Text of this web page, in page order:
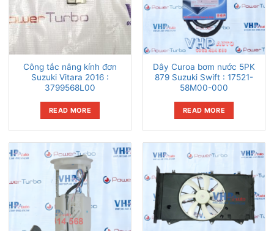
Công tắc nâng kính đơn
Suzuki Vitara 2016 :
3799568L00
READ MORE
Dây Curoa bơm nước 5PK
879 Suzuki Swift : 17521-
58M00-000
READ MORE